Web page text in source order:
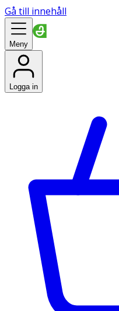
Gå till innehåll
Meny
Logga in